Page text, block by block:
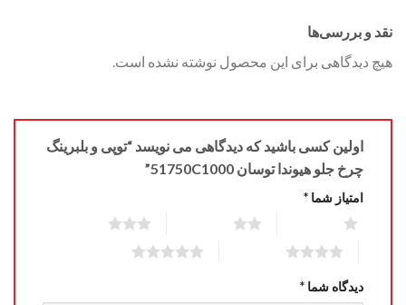
نقد و بررسی‌ها
هیچ دیدگاهی برای این محصول نوشته نشده است.
اولین کسی باشید که دیدگاهی می نویسد “توپی و بلبرینگ
چرخ جلو هیوندا توسان 51750C1000”
امتیاز شما *
دیدگاه شما *